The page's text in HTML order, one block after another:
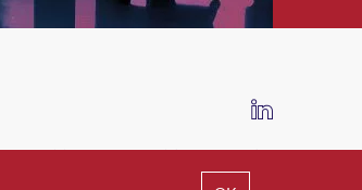
IMPRESSUM DATENSCHUTZ AGB